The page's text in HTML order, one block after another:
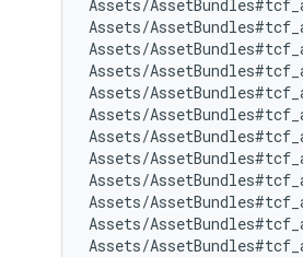
Assets/
Assets/
Assets/
Assets/
Assets/
Assets/
Assets/
Assets/
Assets/
Assets/
Assets/
Assets/